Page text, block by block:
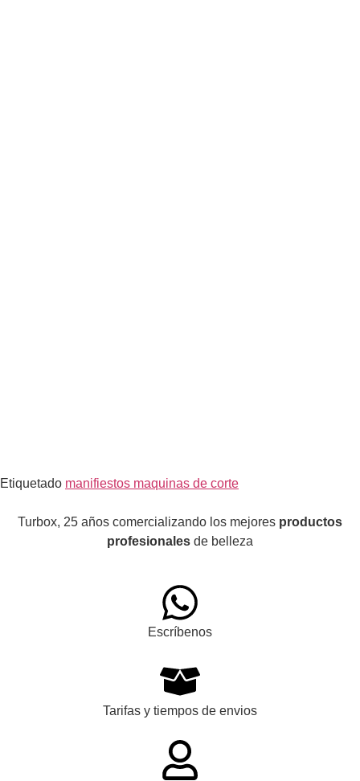
Etiquetado manifiestos maquinas de corte
Turbox, 25 años comercializando los mejores productos
profesionales de belleza
Escríbenos
Tarifas y tiempos de envios